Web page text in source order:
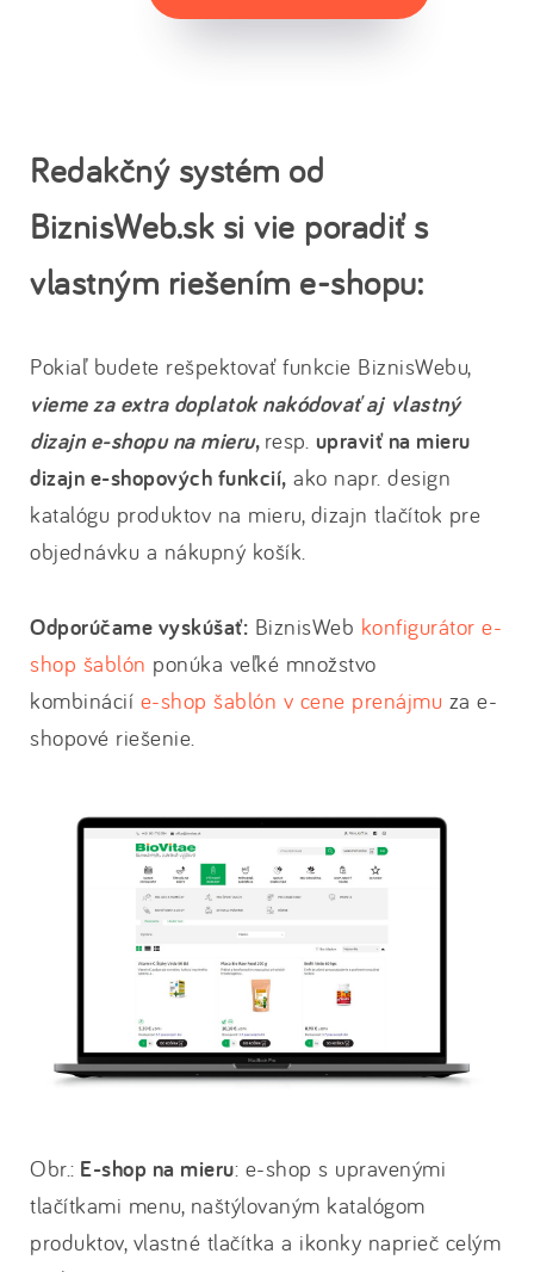
Redakčný systém od
BiznisWeb.sk si vie poradiť s
vlastným riešením e-shopu:
Pokiaľ budete rešpektovať funkcie BiznisWebu,
vieme za extra doplatok nakódovať aj vlastný
dizajn e-shopu na mieru, resp. upraviť na mieru
dizajn e-shopových funkcií, ako napr. design
katalógu produktov na mieru, dizajn tlačítok pre
objednávku a nákupný košík.
Odporúčame vyskúšať: BiznisWeb konfigurátor e-
shop šablón ponúka veľké množstvo
kombinácií e-shop šablón v cene prenájmu za e-
shopové riešenie.
Obr.: E-shop na mieru: e-shop s upravenými
tlačítkami menu, naštýlovaným katalógom
produktov, vlastné tlačítka a ikonky naprieč celým